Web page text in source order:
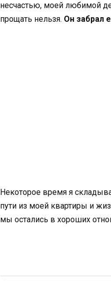
несчастью, моей любимой
прощать нельзя. Он забрал
Некоторое время я
пути из моей квартиры и
мы остались в хороших